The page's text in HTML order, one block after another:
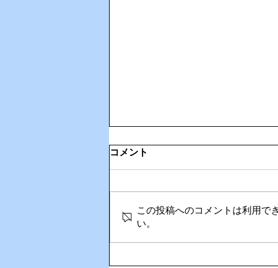
🎉Happy Birthday！奥さん
コメント
この投稿へのコメントは利用で
い。